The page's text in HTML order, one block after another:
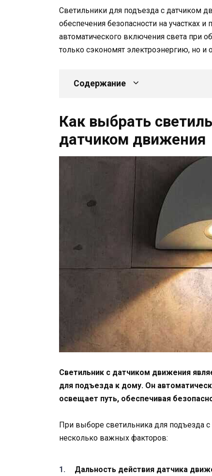
Светильники для подъезда с датчиком
обеспечения безопасности на участках
автоматического включения света при
только сэкономят электроэнергию, но
Содержание
Как выбрать
датчиком движения
Светильник с датчиком движения
для подъезда к дому. Он
освещает путь, обеспечивая
При выборе светильника для подъезда
несколько важных факторов:
Дальность действия датчика